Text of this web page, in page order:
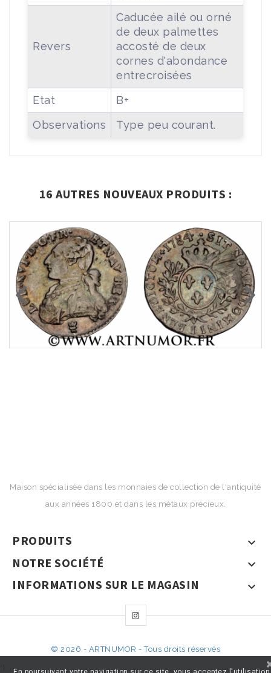
Revers
Caducée ailé ou orné
de deux palmettes
accosté de deux
cornes d'abondance
entrecroisées
Etat
B+
Observations
Type peu courant.
16 AUTRES NOUVEAUX PRODUITS :
Maison spécialisée dans les monnaies de collection de l'antiquité
aux années 1800 et dans les métaux précieux.
PRODUITS 
NOTRE SOCIÉTÉ 
INFORMATIONS SUR LE MAGASIN 
© 2026 - ARTNUMOR - Tous droits réservés